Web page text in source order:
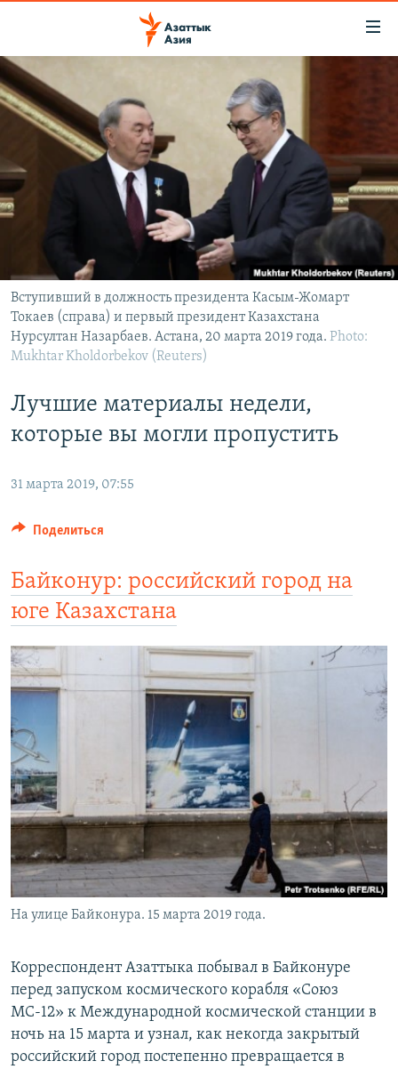
Вернуться
к
основному
содержанию
к
главной
поиску
ЦЕНТРАЛЬНАЯ АЗИЯ
КАЗАХСТАН
КЫРГЫЗСТАН
НОВОСТИ
ВОЙНА В УКРАИНЕ
НА ДРУГИХ ЯЗЫКАХ
КЫРГЫЗЧА
ТОҶИКӢ
TÜRKMENÇE
ПОДПИШИТЕСЬ НА НАС В СОЦСЕТЯХ
Все сайты РСЕ/РС
Вступивший в должность президента Касым-Жомарт
Токаев (справа) и первый президент Казахстана
Нурсултан Назарбаев. Астана, 20 марта 2019 года. Photo:
Mukhtar Kholdorbekov (Reuters)
Лучшие материалы недели,
которые вы могли пропустить
31 марта 2019, 07:55
Поделиться
Байконур: российский город на
юге Казахстана
На улице Байконура. 15 марта 2019 года.
Корреспондент Азаттыка побывал в Байконуре
перед запуском космического корабля «Союз
МС-12» к Международной космической станции в
ночь на 15 марта и узнал, как некогда закрытый
российский город постепенно превращается в